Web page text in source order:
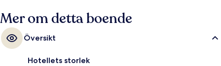
Mer om detta boende
Översikt
Hotellets storlek